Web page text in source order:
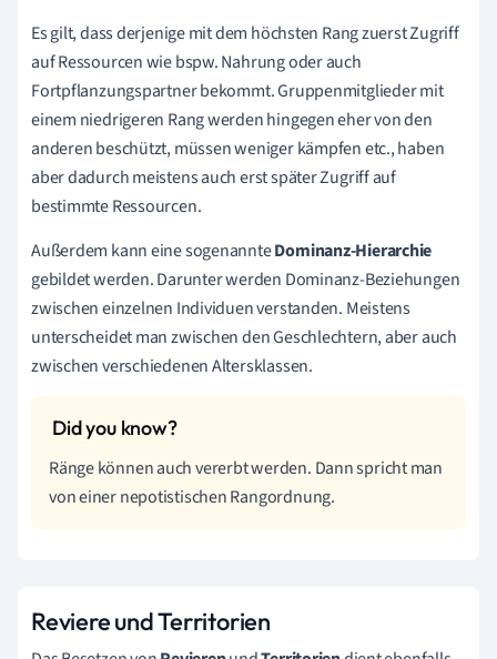
Es gilt, dass derjenige mit dem höchsten Rang zuerst Zugriff
auf Ressourcen wie bspw. Nahrung oder auch
Fortpflanzungspartner bekommt. Gruppenmitglieder mit
einem niedrigeren Rang werden hingegen eher von den
anderen beschützt, müssen weniger kämpfen etc., haben
aber dadurch meistens auch erst später Zugriff auf
bestimmte Ressourcen.
Außerdem kann eine sogenannteDominanz-Hierarchie
gebildet werden. Darunter werden Dominanz-Beziehungen
zwischen einzelnen Individuen verstanden. Meistens
unterscheidet man zwischen den Geschlechtern, aber auch
zwischen verschiedenen Altersklassen.
Ränge können auch vererbt werden. Dann spricht man
von einer nepotistischen Rangordnung.
Reviere und Territorien